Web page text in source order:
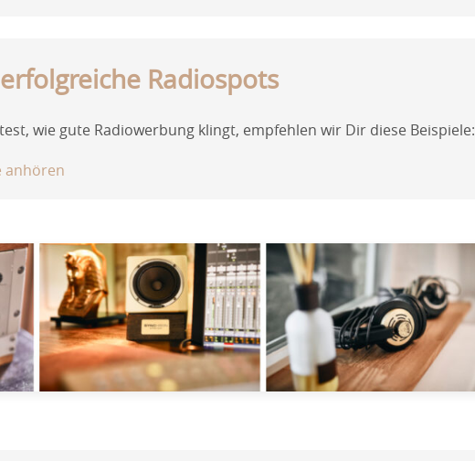
Radiospots
wie gute Radiowerbung klingt, empfehlen wir Dir diese Beispiele:
anhören